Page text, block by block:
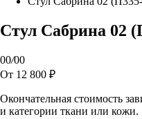
Стул Сабрина 02
00/00
От 12 800 ₽
Окончательная стоимость
и категории ткани или кожи.